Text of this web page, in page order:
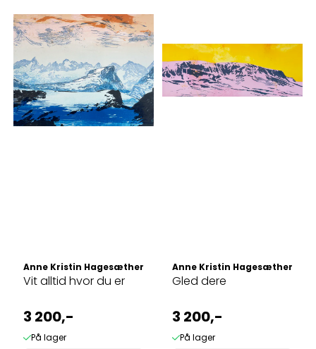
Anne Kristin Hagesæther
Vit alltid hvor du er
3 200,-
På lager
Anne Kristin Hagesæther
Gled dere
3 200,-
På lager